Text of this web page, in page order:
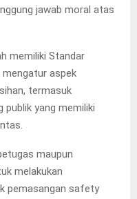
jawab moral atas
memiliki Standar
mengatur aspek
termasuk
publik yang memiliki
maupun
melakukan
pemasangan safety